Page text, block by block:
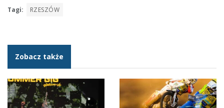
Tagi: RZESZÓW
Zobacz także